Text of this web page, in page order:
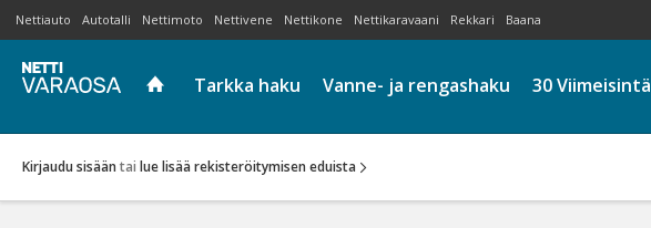
Nettiauto Autotalli Nettimoto Nettivene Nettikone Nettikaravaani Rekkari Baana
Tarkka haku Vanne- ja rengashaku 30 Viimeisintä
Kirjaudu sisään tai lue lisää rekisteröitymisen eduista